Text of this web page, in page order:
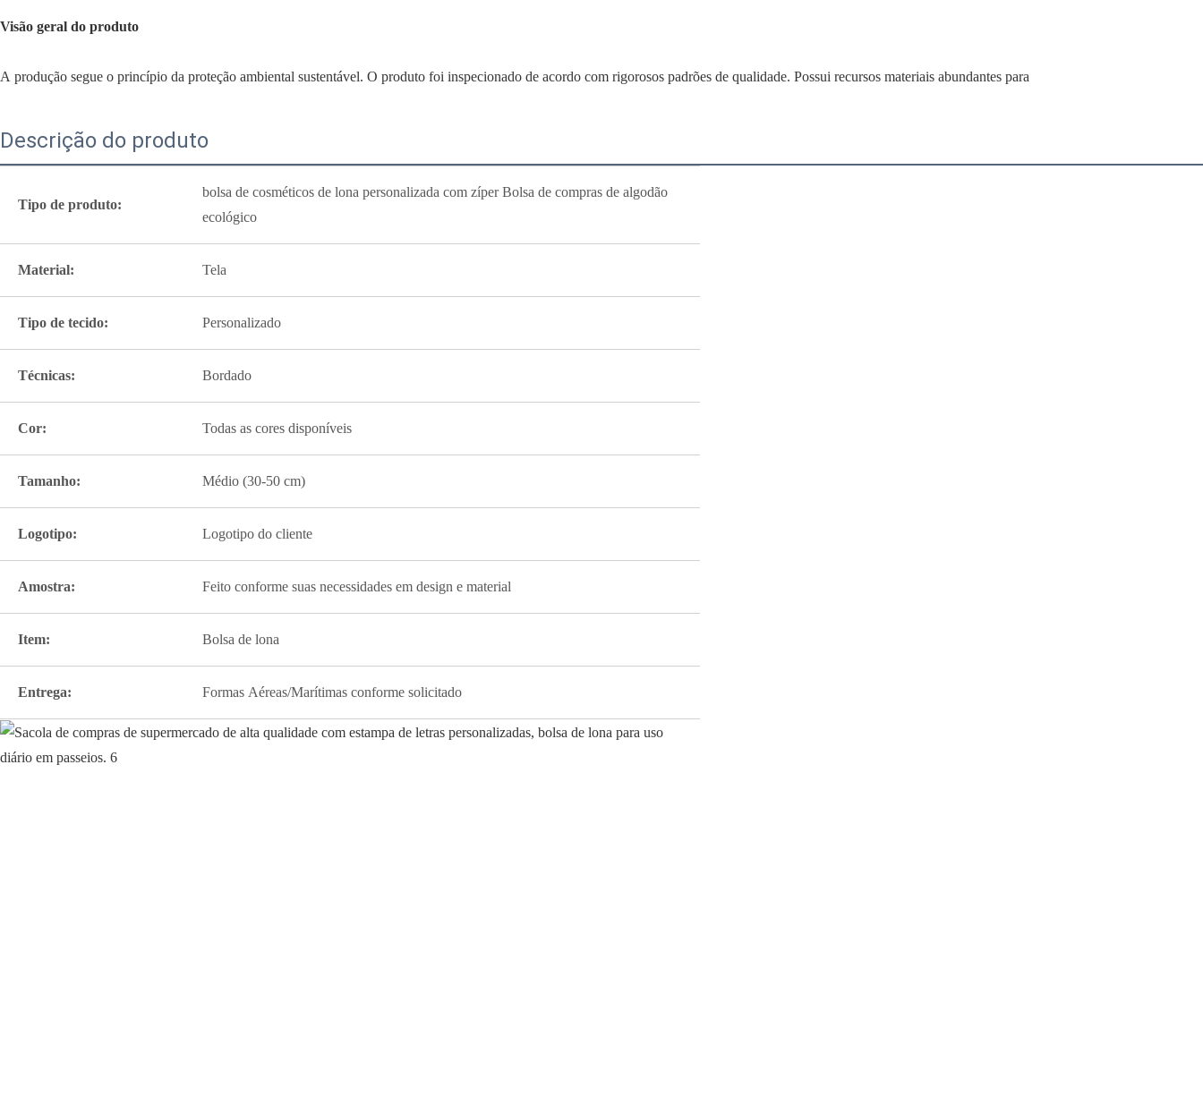
Visão geral do produto
A produção segue o princípio da proteção ambiental sustentável. O produto foi inspecionado de acordo com rigorosos padrões de qualidade. Possui recursos materiais abundantes para
Descrição do produto
Tipo de produto:
bolsa de cosméticos de lona personalizada com zíper Bolsa de compras de algodão
ecológico
Material: Tela
Tipo de tecido: Personalizado
Técnicas: Bordado
Cor: Todas as cores disponíveis
Tamanho: Médio (30-50 cm)
Logotipo: Logotipo do cliente
Amostra: Feito conforme suas necessidades em design e material
Item: Bolsa de lona
Entrega: Formas Aéreas/Marítimas conforme solicitado